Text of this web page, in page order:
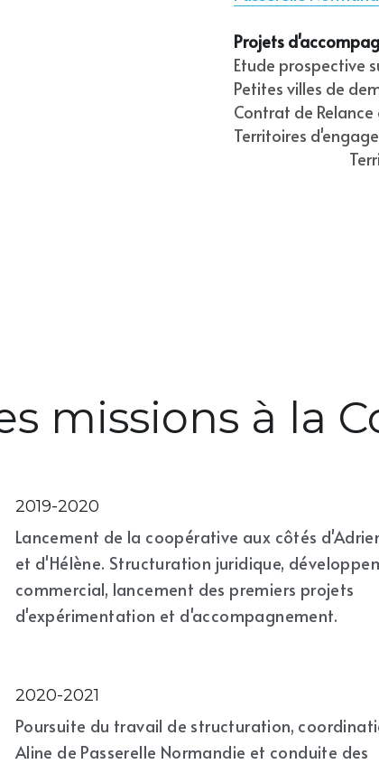
Projets
Etude prospective
Petites villes de
Contrat de
Territoires
missions à la
2019-2020
Lancement de la coopérative aux côtés
et d'Hélène. Structuration juridique,
commercial, lancement des premiers projets
d'expérimentation et d'accompagnement.
2020-2021
Poursuite du travail de structuration,
Aline de Passerelle Normandie et conduite des